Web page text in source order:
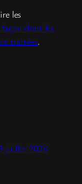
les
dont les
traitées.
juillet 2026